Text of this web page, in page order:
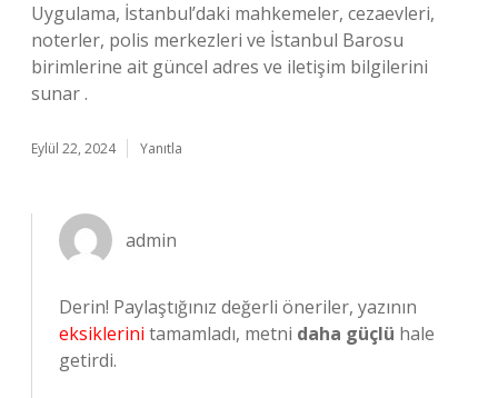
Uygulama, İstanbul’daki mahkemeler, cezaevleri,
noterler, polis merkezleri ve İstanbul Barosu
birimlerine ait güncel adres ve iletişim bilgilerini
sunar .
Eylül 22, 2024 Yanıtla
admin
Derin! Paylaştığınız değerli öneriler, yazının
eksiklerini tamamladı, metni daha güçlü hale
getirdi.